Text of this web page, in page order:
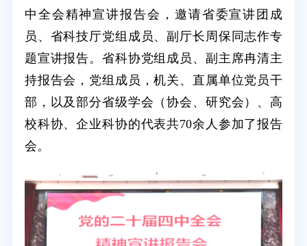
中全会精神宣讲报告会，邀请省委宣讲团成
员、省科技厅党组成员、副厅长周保同志作专
题宣讲报告。省科协党组成员、副主席冉清主
持报告会，党组成员，机关、直属单位党员干
部，以及部分省级学会（协会、研究会）、高
校科协、企业科协的代表共70余人参加了报告
会。